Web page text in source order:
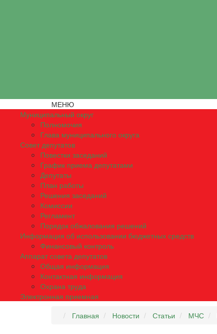
МЕНЮ
Муниципальный округ
Полномочия
Глава муниципального округа
Совет депутатов
Повестки заседаний
График приема депутатами
Депутаты
План работы
Решения заседаний
Комиссии
Регламент
Порядок обжалования решений
Информация об использовании бюджетных средств
Финансовый контроль
Аппарат совета депутатов
Общая информация
Контактная информация
Охрана труда
Электронная приемная
Главная
Новости Статьи МЧС